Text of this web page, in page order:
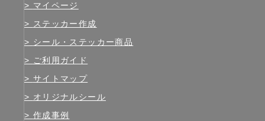
マイページ
ステッカー作成
シール・ステッカー商品
ご利用ガイド
サイトマップ
オリジナルシール
作成事例